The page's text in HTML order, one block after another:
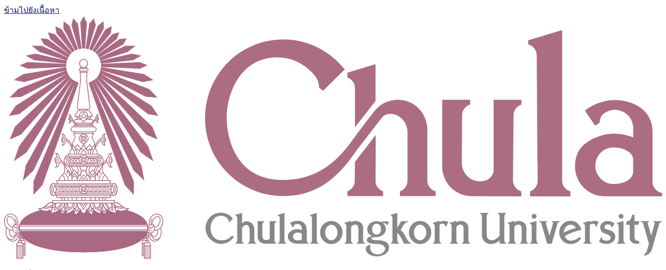
ข้ามไปยังเนื้อหา